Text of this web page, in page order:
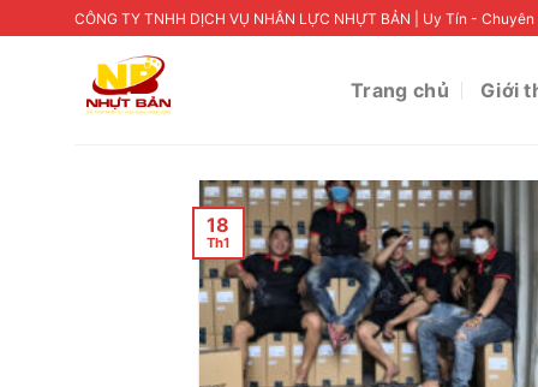
to
CÔNG TY TNHH DỊCH VỤ NHÂN LỰC NHỰT BẢN | Uy Tín -
Trang chủ Giới
18
Th1